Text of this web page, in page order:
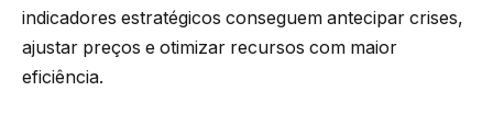
indicadores estratégicos conseguem antecipar crises,
ajustar preços e otimizar recursos com maior
eficiência.